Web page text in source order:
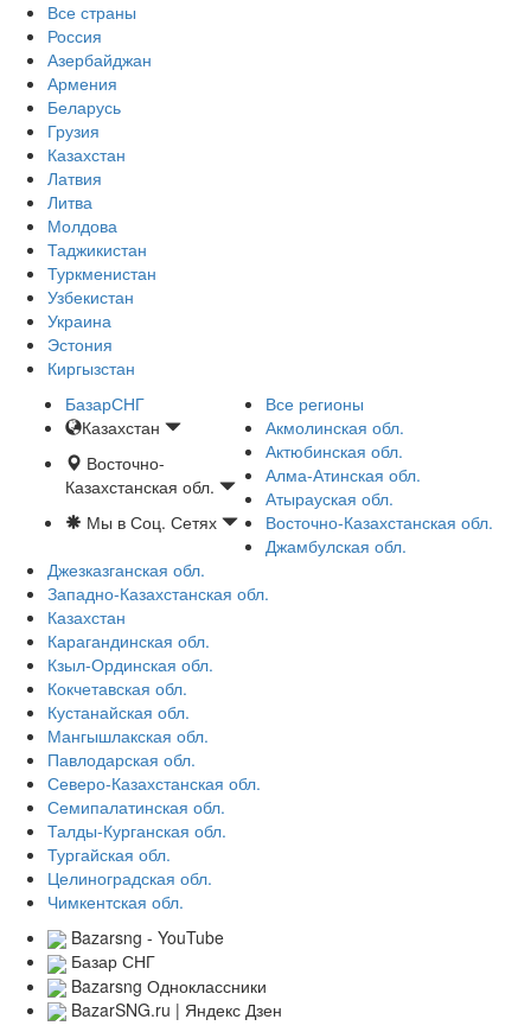
Все страны
Россия
Азербайджан
Армения
Беларусь
Грузия
Казахстан
Латвия
Литва
Молдова
Таджикистан
Туркменистан
Узбекистан
Украина
Эстония
Киргызстан
БазарСНГ
Казахстан
Восточно-
Казахстанская обл.
Мы в Соц. Сетях
Все регионы
Акмолинская обл.
Актюбинская обл.
Алма-Атинская обл.
Атырауская обл.
Восточно-Казахстанская обл.
Джамбулская обл.
Джезказганская обл.
Западно-Казахстанская обл.
Казахстан
Карагандинская обл.
Кзыл-Ординская обл.
Кокчетавская обл.
Кустанайская обл.
Мангышлакская обл.
Павлодарская обл.
Северо-Казахстанская обл.
Семипалатинская обл.
Талды-Курганская обл.
Тургайская обл.
Целиноградская обл.
Чимкентская обл.
Bazarsng - YouTube
Базар СНГ
Bazarsng Одноклассники
BazarSNG.ru | Яндекс Дзен